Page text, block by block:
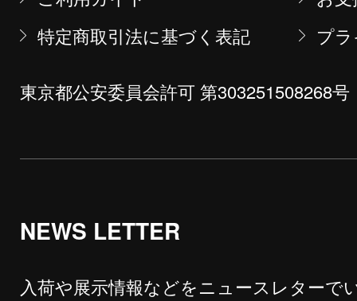
特定商取引法に基づく表記
プ
東京都公安委員会許可 第303251508268号
NEWS LETTER
入荷や展示情報などをニュースレターで